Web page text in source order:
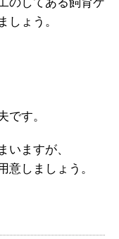
しょう。
です。
いますが、
意しましょう。